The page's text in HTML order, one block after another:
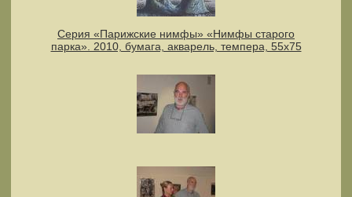
Серия «Парижские нимфы» «Нимфы старого
парка». 2010, бумага, акварель, темпера, 55x75